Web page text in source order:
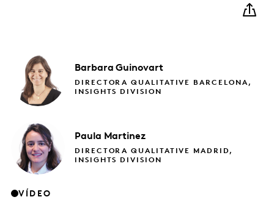
Barbara Guinovart
DIRECTORA QUALITATIVE BARCELONA,
INSIGHTS DIVISION
Paula Martinez
DIRECTORA QUALITATIVE MADRID,
INSIGHTS DIVISION
VÍDEO